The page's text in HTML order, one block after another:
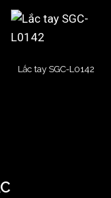
Lắc tay SGC-L0142